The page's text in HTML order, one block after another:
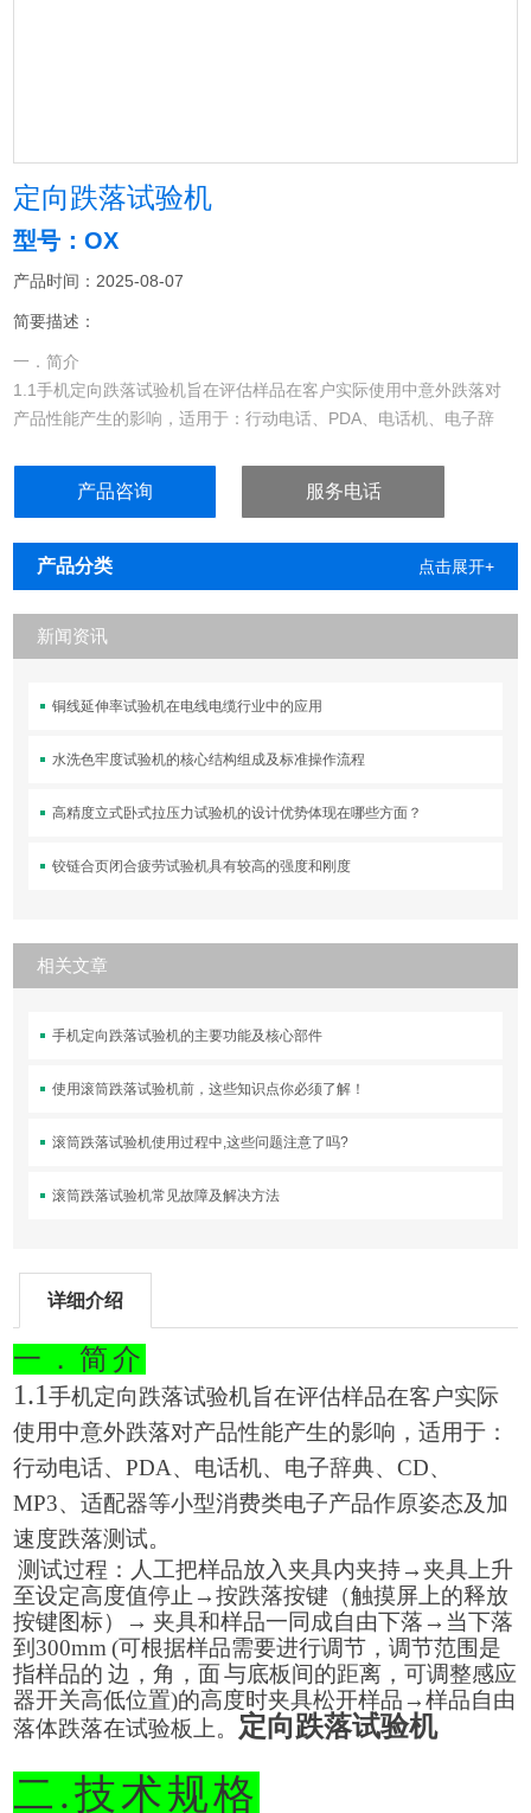
定向跌落试验机
型号：OX
产品时间：2025-08-07
简要描述：
一．简介
1.1手机定向跌落试验机旨在评估样品在客户实际使用中意外跌落对
产品性能产生的影响，适用于：行动电话、PDA、电话机、电子辞
产品咨询 服务电话
产品分类 点击展开+
新闻资讯
铜线延伸率试验机在电线电缆行业中的应用
水洗色牢度试验机的核心结构组成及标准操作流程
高精度立式卧式拉压力试验机的设计优势体现在哪些方面？
铰链合页闭合疲劳试验机具有较高的强度和刚度
相关文章
手机定向跌落试验机的主要功能及核心部件
使用滚筒跌落试验机前，这些知识点你必须了解！
滚筒跌落试验机使用过程中,这些问题注意了吗?
滚筒跌落试验机常见故障及解决方法
详细介绍
一 ．简介
1.1手机定向跌落试验机旨在评估样品在客户实际
使用中意外跌落对产品性能产生的影响，适用于：
行动电话、PDA、电话机、电子辞典、CD、
MP3、适配器等小型消费类电子产品作原姿态及加
速度跌落测试。
测试过程： 人工把样品放入夹具内夹持→夹具上升
至设定高度值停止→按跌落按键（触摸屏上的释放
按键图标）→ 夹具和样品一同成自由下落→当下落
到300mm (可根据样品需要进行调节，调节范围是
指样品的 边，角，面 与底板间的距离，可调整感应
器开关高低位置)的高度时夹具松开样品→样品自由
落体跌落在试验板上。 定向跌落试验机
二 .技术规格